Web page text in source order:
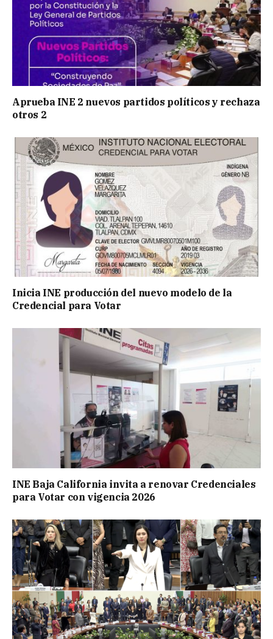
Aprueba INE 2 nuevos partidos políticos y rechaza
otros 2
Inicia INE producción del nuevo modelo de la
Credencial para Votar
INE Baja California invita a renovar Credenciales
para Votar con vigencia 2026